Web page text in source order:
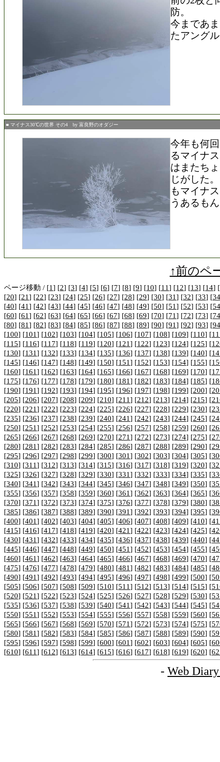
防。
今まであ
たアング
■ マイナス30℃の世界 その4 by 富良野のオダジー
今年も何
るマイナ
はまたち
じがした
もマイナ
うあるも
↑前のペ
ページ移動 / [1] [2] [3] [4] [5] [6] [7] [8] [9] [10] [11] [12] [13] [14] [
[20] [21] [22] [23] [24] [25] [26] [27] [28] [29] [30] [31] [32] [33] [34
[40] [41] [42] [43] [44] [45] [46] [47] [48] [49] [50] [51] [52] [53] [54
[60] [61] [62] [63] [64] [65] [66] [67] [68] [69] [70] [71] [72] [73] [74
[80] [81] [82] [83] [84] [85] [86] [87] [88] [89] [90] [91] [92] [93] [94
[100] [101] [102] [103] [104] [105] [106] [107] [108] [109] [110] [
[115] [116] [117] [118] [119] [120] [121] [122] [123] [124] [125] [
[130] [131] [132] [133] [134] [135] [136] [137] [138] [139] [140] [
[145] [146] [147] [148] [149] [150] [151] [152] [153] [154] [155] [
[160] [161] [162] [163] [164] [165] [166] [167] [168] [169] [170] [
[175] [176] [177] [178] [179] [180] [181] [182] [183] [184] [185] [
[190] [191] [192] [193] [194] [195] [196] [197] [198] [199] [200] [
[205] [206] [207] [208] [209] [210] [211] [212] [213] [214] [215] [
[220] [221] [222] [223] [224] [225] [226] [227] [228] [229] [230] [
[235] [236] [237] [238] [239] [240] [241] [242] [243] [244] [245] [
[250] [251] [252] [253] [254] [255] [256] [257] [258] [259] [260] [
[265] [266] [267] [268] [269] [270] [271] [272] [273] [274] [275] [
[280] [281] [282] [283] [284] [285] [286] [287] [288] [289] [290] [
[295] [296] [297] [298] [299] [300] [301] [302] [303] [304] [305] [
[310] [311] [312] [313] [314] [315] [316] [317] [318] [319] [320] [
[325] [326] [327] [328] [329] [330] [331] [332] [333] [334] [335] [
[340] [341] [342] [343] [344] [345] [346] [347] [348] [349] [350] [
[355] [356] [357] [358] [359] [360] [361] [362] [363] [364] [365] [
[370] [371] [372] [373] [374] [375] [376] [377] [378] [379] [380] [
[385] [386] [387] [388] [389] [390] [391] [392] [393] [394] [395] [
[400] [401] [402] [403] [404] [405] [406] [407] [408] [409] [410] [
[415] [416] [417] [418] [419] [420] [421] [422] [423] [424] [425] [
[430] [431] [432] [433] [434] [435] [436] [437] [438] [439] [440] [
[445] [446] [447] [448] [449] [450] [451] [452] [453] [454] [455] [
[460] [461] [462] [463] [464] [465] [466] [467] [468] [469] [470] [
[475] [476] [477] [478] [479] [480] [481] [482] [483] [484] [485] [
[490] [491] [492] [493] [494] [495] [496] [497] [498] [499] [500] [
[505] [506] [507] [508] [509] [510] [511] [512] [513] [514] [515] [
[520] [521] [522] [523] [524] [525] [526] [527] [528] [529] [530] [
[535] [536] [537] [538] [539] [540] [541] [542] [543] [544] [545] [
[550] [551] [552] [553] [554] [555] [556] [557] [558] [559] [560] [
[565] [566] [567] [568] [569] [570] [571] [572] [573] [574] [575] [
[580] [581] [582] [583] [584] [585] [586] [587] [588] [589] [590] [
[595] [596] [597] [598] [599] [600] [601] [602] [603] [604] [605] [
[610] [611] [612] [613] [614] [615] [616] [617] [618] [619] [620] [
- Web